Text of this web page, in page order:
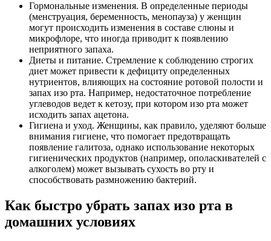
Гормональные изменения. В определенные периоды
(менструация, беременность, менопауза) у женщин
могут происходить изменения в составе слюны и
микрофлоре, что иногда приводит к появлению
неприятного запаха.
Диеты и питание. Стремление к соблюдению строгих
диет может привести к дефициту определенных
нутриентов, влияющих на состояние ротовой полости и
запах изо рта. Например, недостаточное потребление
углеводов ведет к кетозу, при котором изо рта может
исходить запах ацетона.
Гигиена и уход. Женщины, как правило, уделяют больше
внимания гигиене, что помогает предотвращать
появление галитоза, однако использование некоторых
гигиенических продуктов (например, ополаскивателей с
алкоголем) может вызывать сухость во рту и
способствовать размножению бактерий.
Как быстро убрать запах изо рта в
домашних условиях